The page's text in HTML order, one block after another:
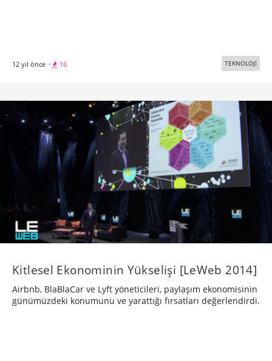
12 yıl önce · 16 TEKNOLOJİ
Kitlesel Ekonominin Yükselişi [LeWeb 2014]
Airbnb, BlaBlaCar ve Lyft yöneticileri, paylaşım ekonomisinin
günümüzdeki konumunu ve yarattığı fırsatları değerlendirdi.